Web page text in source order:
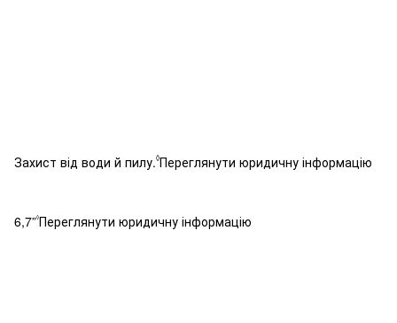
Захист від води й пилу.◊Переглянути юридичну інформацію
6,7”◊Переглянути юридичну інформацію